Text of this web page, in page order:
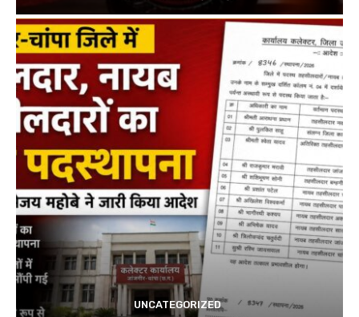
UNCATEGORIZED